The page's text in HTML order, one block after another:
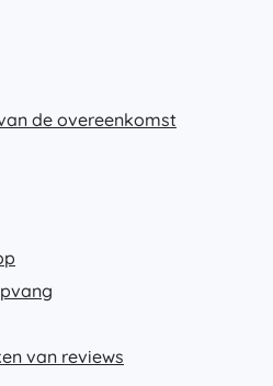
de overeenkomst
van reviews